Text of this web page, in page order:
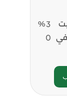
في
3
0
%